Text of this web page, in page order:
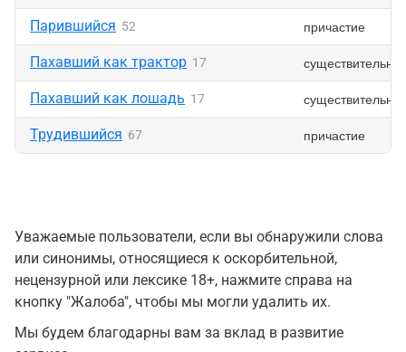
Парившийся 52 причастие
Пахавший как трактор 17
Пахавший как лошадь 17
Трудившийся 67 причастие
Уважаемые пользователи, если вы обнаружили слова
или синонимы, относящиеся к оскорбительной,
нецензурной или лексике 18+, нажмите справа на
кнопку "Жалоба", чтобы мы могли удалить их.
Мы будем благодарны вам за вклад в развитие